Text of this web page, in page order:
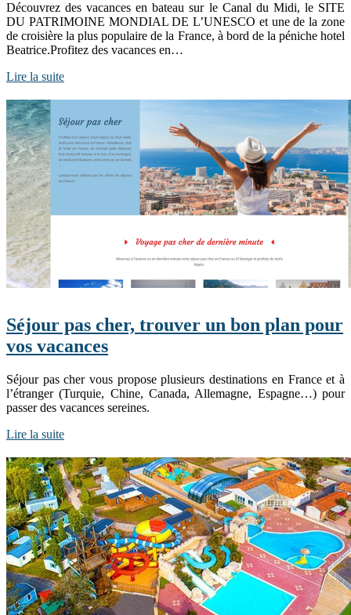
Découvrez des vacances en bateau sur le Canal du Midi, le SITE
DU PATRIMOINE MONDIAL DE L’UNESCO et une de la zone
de croisière la plus populaire de la France, à bord de la péniche hotel
Beatrice.Profitez des vacances en…
Lire la suite
Séjour pas cher, trouver un bon plan pour
vos vacances
Séjour pas cher vous propose plusieurs destinations en France et à
l’étranger (Turquie, Chine, Canada, Allemagne, Espagne…) pour
passer des vacances sereines.
Lire la suite